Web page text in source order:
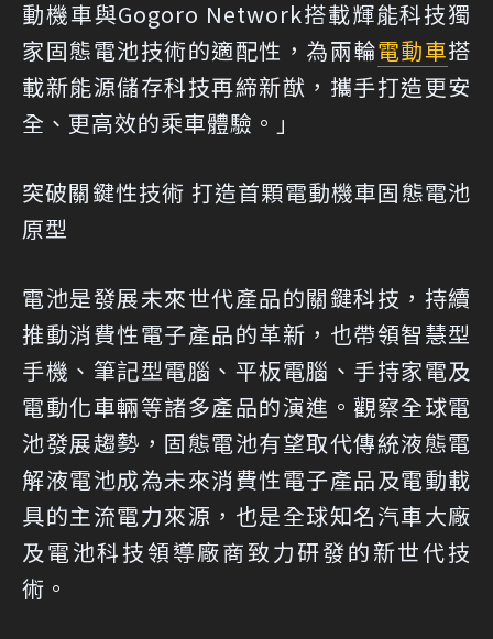
動機車與Gogoro Network搭載輝能科技獨
家固態電池技術的適配性，為兩輪電動車搭
載新能源儲存科技再締新猷，攜手打造更安
全、更高效的乘車體驗。」
突破關鍵性技術 打造首顆電動機車固態電池
原型
電池是發展未來世代產品的關鍵科技，持續
推動消費性電子產品的革新，也帶領智慧型
手機、筆記型電腦、平板電腦、手持家電及
電動化車輛等諸多產品的演進。觀察全球電
池發展趨勢，固態電池有望取代傳統液態電
解液電池成為未來消費性電子產品及電動載
具的主流電力來源，也是全球知名汽車大廠
及電池科技領導廠商致力研發的新世代技
術。